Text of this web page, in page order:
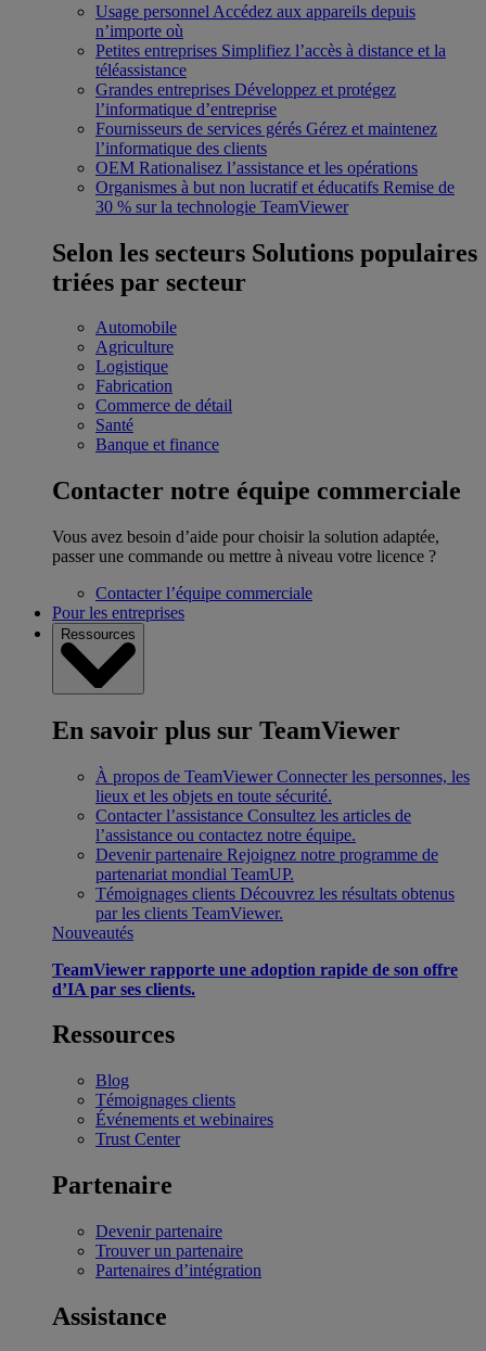
Usage personnel Accédez aux appareils depuis
n’importe où
Petites entreprises Simplifiez l’accès à distance et la
téléassistance
Grandes entreprises Développez et protégez
l’informatique d’entreprise
Fournisseurs de services gérés Gérez et maintenez
l’informatique des clients
OEM Rationalisez l’assistance et les opérations
Organismes à but non lucratif et éducatifs Remise de
30 % sur la technologie TeamViewer
Selon les secteurs Solutions populaires
triées par secteur
Automobile
Agriculture
Logistique
Fabrication
Commerce de détail
Santé
Banque et finance
Contacter notre équipe commerciale
Vous avez besoin d’aide pour choisir la solution adaptée,
passer une commande ou mettre à niveau votre licence ?
Contacter l’équipe commerciale
Pour les entreprises
Ressources
En savoir plus sur TeamViewer
À propos de TeamViewer Connecter les personnes, les
lieux et les objets en toute sécurité.
Contacter l’assistance Consultez les articles de
l’assistance ou contactez notre équipe.
Devenir partenaire Rejoignez notre programme de
partenariat mondial TeamUP.
Témoignages clients Découvrez les résultats obtenus
par les clients TeamViewer.
Nouveautés
TeamViewer rapporte une adoption rapide de son offre
d’IA par ses clients.
Ressources
Blog
Témoignages clients
Événements et webinaires
Trust Center
Partenaire
Devenir partenaire
Trouver un partenaire
Partenaires d’intégration
Assistance